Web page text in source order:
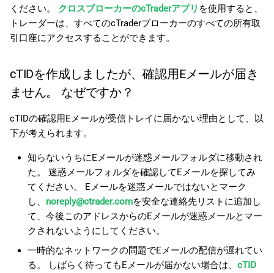
ください。 クロスブローカーのcTraderアプリ を使用すると、
トレーダーは、すべてのcTraderブローカーのすべての所有取
引口座にアクセスすることができます。
cTIDを作成しましたが、確認用Eメールが届き
ません。 なぜですか？
cTIDの確認用Eメールが受信トレイに届かない理由として、以
下が考えられます。
知らないうちにEメールが迷惑メールフォルダに移動され
た。 迷惑メールフォルダを確認してEメールを探してみ
てください。 Eメールを迷惑メールではないとマーク
し、 noreply@ctrader.comを安全な連絡先リストに追加し
て、今後このアドレスからのEメールが迷惑メールとマー
クされないようにしてください。
一時的なネットワークの問題でEメールの配信が遅れてい
る。 しばらく待ってもEメールが届かない場合は、 cTID